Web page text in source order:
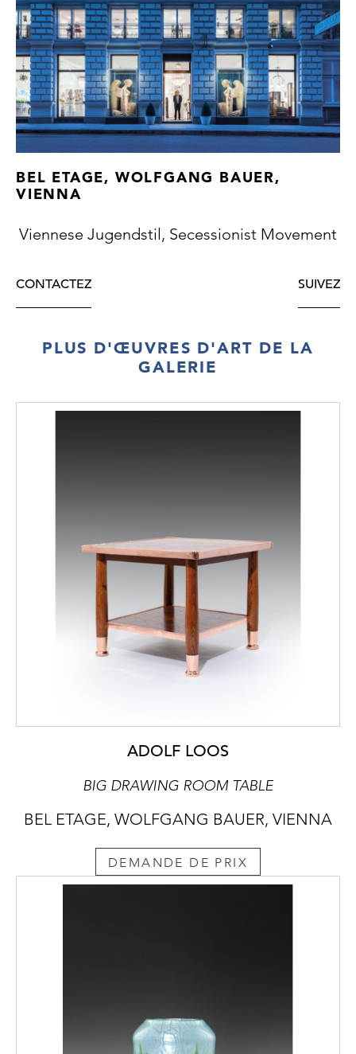
BEL ETAGE, WOLFGANG BAUER,
VIENNA
Viennese Jugendstil, Secessionist Movement
CONTACTEZ SUIVEZ
PLUS D'ŒUVRES D'ART DE LA
GALERIE
ADOLF LOOS
BIG DRAWING ROOM TABLE
BEL ETAGE, WOLFGANG BAUER, VIENNA
DEMANDE DE PRIX